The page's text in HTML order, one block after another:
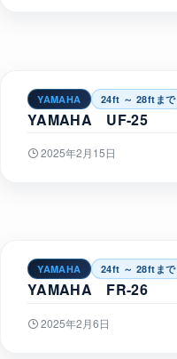
YAMAHA 24ft ～ 28ftまで
YAMAHA UF-25
2025年2月15日
YAMAHA 24ft ～ 28ftまで
YAMAHA FR-26
2025年2月6日